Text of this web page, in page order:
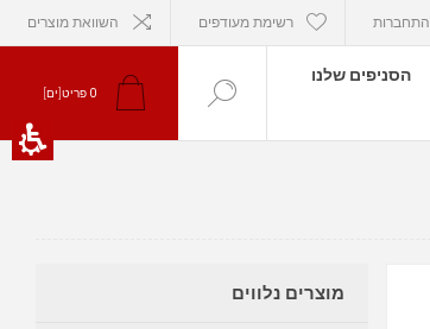
התחברות רשימת מעודפים השוואת מוצרים
הסניפים שלנו
0 פריט[ים]
מוצרים נלווים